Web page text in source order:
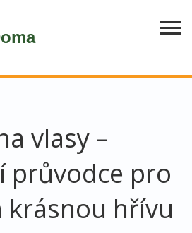
vlasy –
průvodce pro
krásnou hřívu